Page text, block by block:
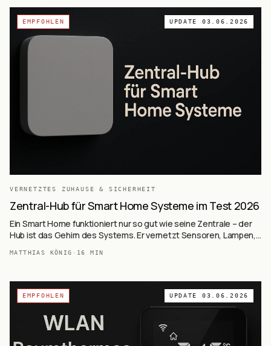
EMPFOHLEN UPDATE 03.06.2026
VERNETZTES ZUHAUSE & SICHERHEIT
Zentral-Hub für Smart Home Systeme im Test 2026
Ein Smart Home funktioniert nur so gut wie seine Zentrale – der
Hub ist das Gehirn des Systems. Er vernetzt Sensoren, Lampen,
Thermostate und Sicherheitsgeräte.
MATTHIAS KÖNIG · 16 MIN
EMPFOHLEN UPDATE 03.06.2026